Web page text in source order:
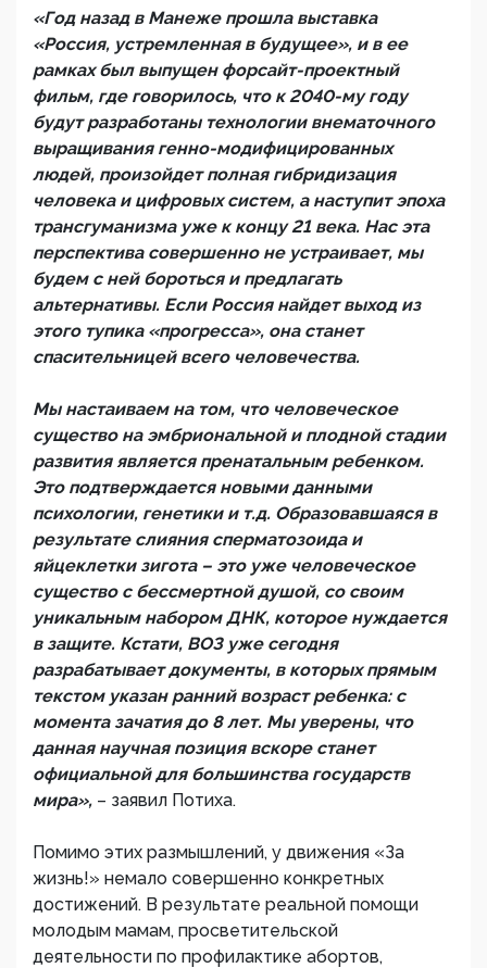
«Год назад в Манеже прошла выставка
«Россия, устремленная в будущее», и в ее
рамках был выпущен форсайт-проектный
фильм, где говорилось, что к 2040-му году
будут разработаны технологии внематочного
выращивания генно-модифицированных
людей, произойдет полная гибридизация
человека и цифровых систем, а наступит эпоха
трансгуманизма уже к концу 21 века. Нас эта
перспектива совершенно не устраивает, мы
будем с ней бороться и предлагать
альтернативы. Если Россия найдет выход из
этого тупика «прогресса», она станет
спасительницей всего человечества.
Мы настаиваем на том, что человеческое
существо на эмбриональной и плодной стадии
развития является пренатальным ребенком.
Это подтверждается новыми данными
психологии, генетики и т.д. Образовавшаяся в
результате слияния сперматозоида и
яйцеклетки зигота – это уже человеческое
существо с бессмертной душой, со своим
уникальным набором ДНК, которое нуждается
в защите. Кстати, ВОЗ уже сегодня
разрабатывает документы, в которых прямым
текстом указан ранний возраст ребенка: с
момента зачатия до 8 лет. Мы уверены, что
данная научная позиция вскоре станет
официальной для большинства государств
мира», – заявил Потиха.
Помимо этих размышлений, у движения «За
жизнь!» немало совершенно конкретных
достижений. В результате реальной помощи
молодым мамам, просветительской
деятельности по профилактике абортов,